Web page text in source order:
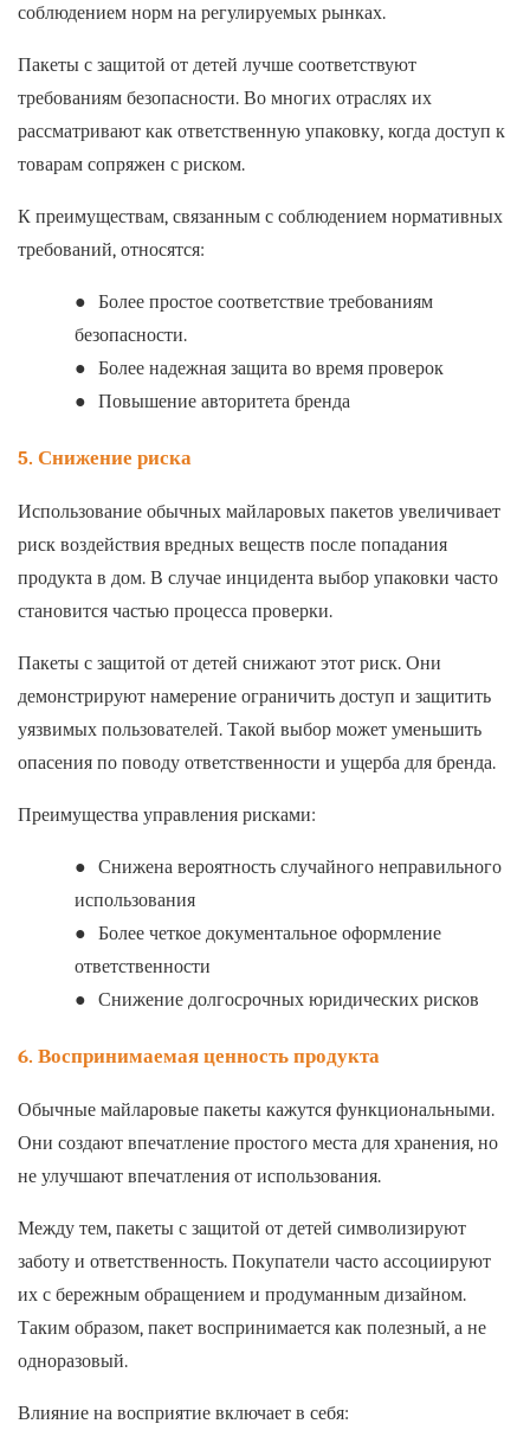
соблюдением норм на регулируемых рынках.
Пакеты с защитой от детей лучше соответствуют
требованиям безопасности. Во многих отраслях их
рассматривают как ответственную упаковку, когда доступ к
товарам сопряжен с риском.
К преимуществам, связанным с соблюдением нормативных
требований, относятся:
●
Более простое соответствие требованиям
безопасности.
●
Более надежная защита во время проверок
●
Повышение авторитета бренда
5. Снижение риска
Использование обычных майларовых пакетов увеличивает
риск воздействия вредных веществ после попадания
продукта в дом. В случае инцидента выбор упаковки часто
становится частью процесса проверки.
Пакеты с защитой от детей снижают этот риск. Они
демонстрируют намерение ограничить доступ и защитить
уязвимых пользователей. Такой выбор может уменьшить
опасения по поводу ответственности и ущерба для бренда.
Преимущества управления рисками:
●
Снижена вероятность случайного неправильного
использования
●
Более четкое документальное оформление
ответственности
●
Снижение долгосрочных юридических рисков
6. Воспринимаемая ценность продукта
Обычные майларовые пакеты кажутся функциональными.
Они создают впечатление простого места для хранения, но
не улучшают впечатления от использования.
Между тем, пакеты с защитой от детей символизируют
заботу и ответственность. Покупатели часто ассоциируют
их с бережным обращением и продуманным дизайном.
Таким образом, пакет воспринимается как полезный, а не
одноразовый.
Влияние на восприятие включает в себя: